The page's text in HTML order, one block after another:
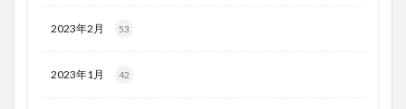
2023年2月 53
2023年1月 42